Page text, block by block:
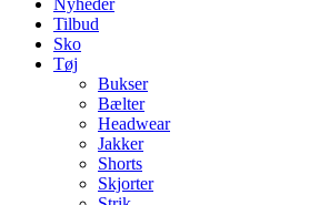
Nyheder
Tilbud
Sko
Tøj
Bukser
Bælter
Headwear
Jakker
Shorts
Skjorter